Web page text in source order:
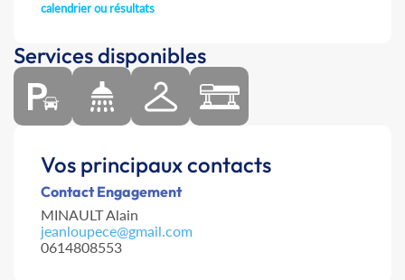
calendrier ou résultats
Services disponibles
Vos principaux contacts
Contact Engagement
MINAULT Alain
jeanloupece@gmail.com
0614808553